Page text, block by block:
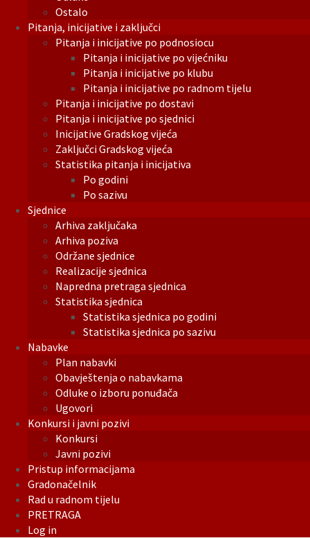
Ostalo
Pitanja, inicijative i zaključci
Pitanja i inicijative po podnosiocu
Pitanja i inicijative po vijećniku
Pitanja i inicijative po klubu
Pitanja i inicijative po radnom tijelu
Pitanja i inicijative po dostavi
Pitanja i inicijative po sjednici
Inicijative Gradskog vijeća
Zaključci Gradskog vijeća
Statistika pitanja i inicijativa
Po godini
Po sazivu
Sjednice
Arhiva zaključaka
Arhiva poziva
Održane sjednice
Realizacije sjednica
Napredna pretraga sjednica
Statistika sjednica
Statistika sjednica po godini
Statistika sjednica po sazivu
Nabavke
Plan nabavki
Obavještenja o nabavkama
Odluke o izboru ponuđača
Ugovori
Konkursi i javni pozivi
Konkursi
Javni pozivi
Pristup informacijama
Gradonačelnik
Rad u radnom tijelu
PRETRAGA
Log in